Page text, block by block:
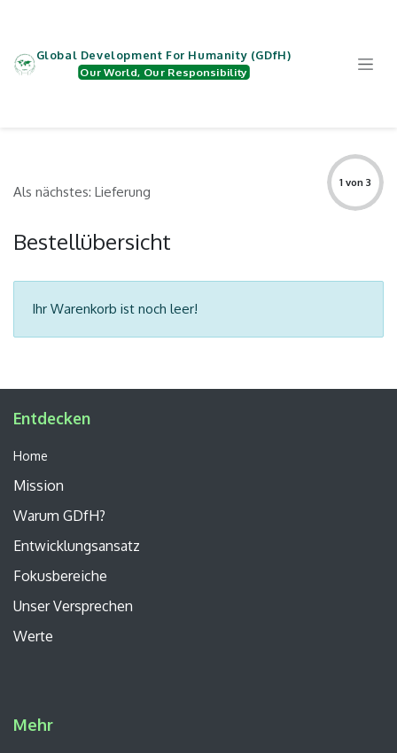
Global Development For Humanity (GDfH)
Our World, Our Responsibility
Als nächstes: Lieferung
1 von 3
Bestellübersicht
Ihr Warenkorb ist noch leer!
Entdecken
Home
Mission
Warum GDfH?
Entwicklungsansatz
Fokusbereiche
UnserVersprechen
Werte
Mehr